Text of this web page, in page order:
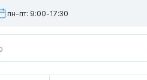
пн-пт: 9:00-17:30